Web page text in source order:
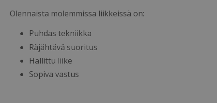
Olennaista molemmissa liikkeissä on:
Puhdas tekniikka
Räjähtävä suoritus
Hallittu liike
Sopiva vastus